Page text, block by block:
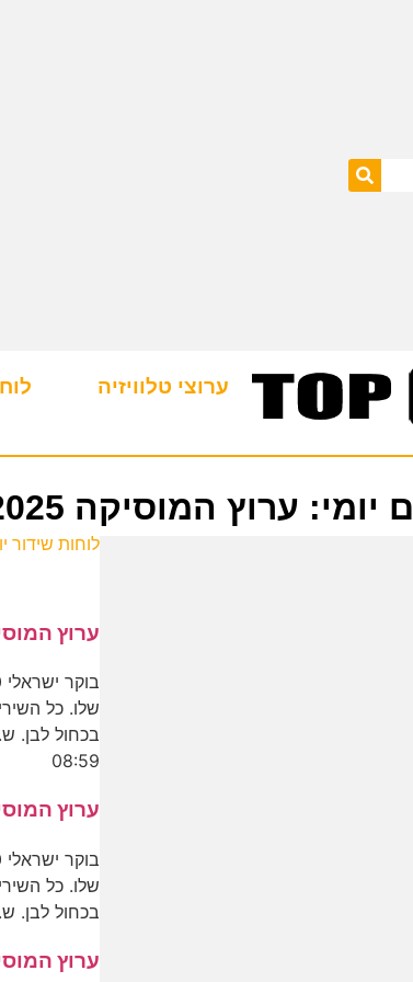
ערוצי טלוויזיה
ערוץ המוסיקה 26-07-2025
לוחות שידור
ערוץ המוסיקה 05-
שלו. כל
08:59
ערוץ המוסיקה 04-
שלו. כל
בכחול לבן. ש.ח. פבלו,
ערוץ המוסיקה 03-